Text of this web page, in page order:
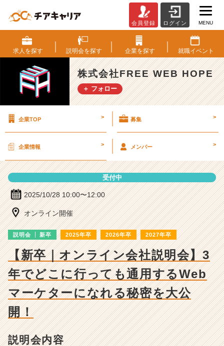
式
会
社
F
R
E
B
P
E
の
説
細
ベ
ン
チ
ャ
ー・
会員登録 ログイン MENU
求人を探す 説明会を探す 企業を探す 就職イベント
株式会社FREE WEB HOPE
＋ フォロー
企業TOP > 募集 >
企業情報 > メンバー >
受付中
2025/10/28 10:00〜12:00
オンライン開催
説明会 新卒 2025年卒 2026年卒 2027年卒
【新卒｜オンライン会社説明会】3
年でどこに行っても通用するWeb
マーケターになれる秘密を大公
開！
説明会内容